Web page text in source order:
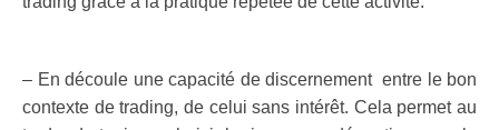
– En découle une capacité de discernement entre le bon
contexte de trading, de celui sans intérêt. Cela permet au